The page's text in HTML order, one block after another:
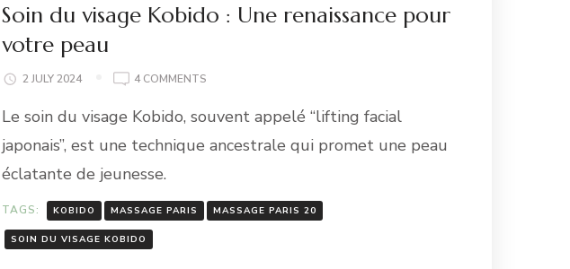
Soin du visage Kobido : Une renaissance pour
votre peau
2 JULY 2024 4 COMMENTS
Le soin du visage Kobido, souvent appelé “lifting facial
japonais”, est une technique ancestrale qui promet une peau
éclatante de jeunesse.
TAGS: KOBIDO MASSAGE PARIS MASSAGE PARIS 20
SOIN DU VISAGE KOBIDO